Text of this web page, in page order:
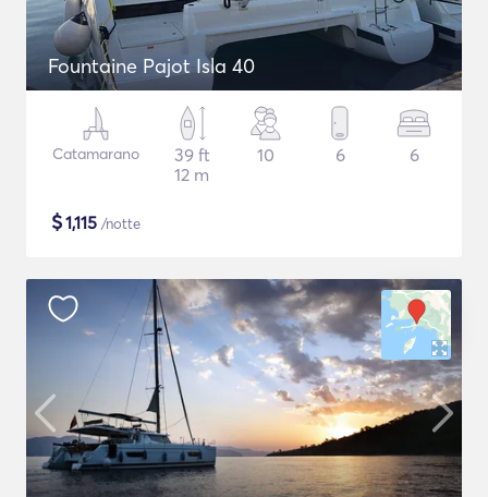
Fountaine Pajot Isla 40
Catamarano
39 ft
12 m
10 6 6
$1,115 /notte